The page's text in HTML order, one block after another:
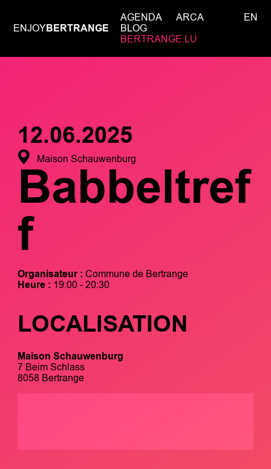
ENJOYBERTRANGE
AGENDA
ARCA
BLOG
BERTRANGE.LU
EN
12.06.2025
Maison Schauwenburg
Babbeltref
f
Organisateur : Commune de Bertrange
Heure : 19:00 - 20:30
LOCALISATION
Maison Schauwenburg
7 Beim Schlass
8058 Bertrange